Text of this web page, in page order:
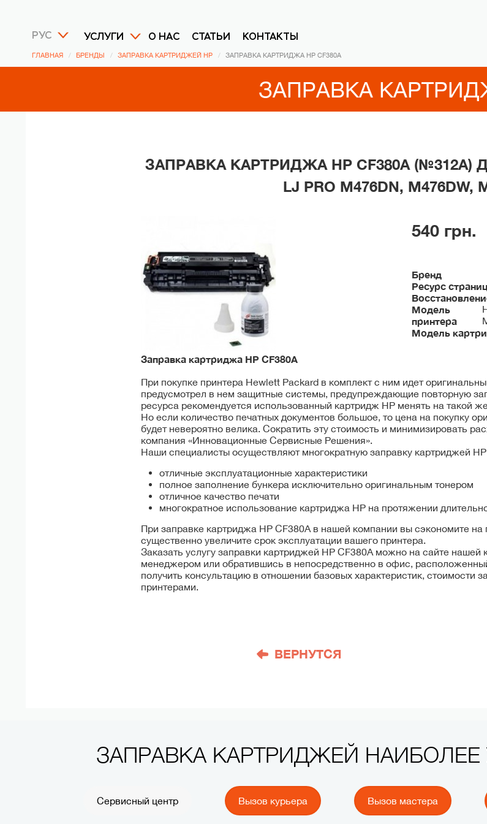
РУС УСЛУГИ О НАС СТАТЬИ КОНТАКТЫ
ГЛАВНАЯ БРЕНДЫ ЗАПРАВКА КАРТРИДЖЕЙ HP ЗАПРАВКА КАРТРИДЖА HP CF380A
ЗАПРАВКА
ЗАПРАВКА КАРТРИДЖА HP CF380A (№312A)
LJ PRO M476DN, M476DW,
540 грн.
Бренд
Ресурс
Модель
принтера
Модель
Заправка картриджа HP CF380A
При покупке принтера Hewlett Packard в комплект с ним идет
предусмотрел в нем защитные системы, предупреждающие повторную
ресурса рекомендуется использованный картридж HP менять на такой
Но если количество печатных документов большое, то цена на покупку
будет невероятно велика. Сократить эту стоимость и минимизировать
компания «Инновационные Сервисные Решения».
Наши специалисты осуществляют многократную заправку картриджей
отличные эксплуатационные характеристики
полное заполнение бункера исключительно оригинальным тонером
отличное качество печати
многократное использование картриджа HP на протяжении
При заправке картриджа HP CF380A в нашей компании вы сэкономите на
существенно увеличите срок эксплуатации вашего принтера.
Заказать услугу заправки картриджей HP CF380A можно на сайте
менеджером или обратившись в непосредственно в офис,
получить консультацию в отношении базовых характеристик, стоимости
принтерами.
ВЕРНУТСЯ
ЗАПРАВКА КАРТРИДЖЕЙ
Сервисный центр Вызов курьера Вызов мастера